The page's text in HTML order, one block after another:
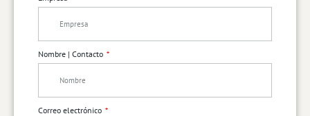
Nombre | Contacto
Correo electrónico